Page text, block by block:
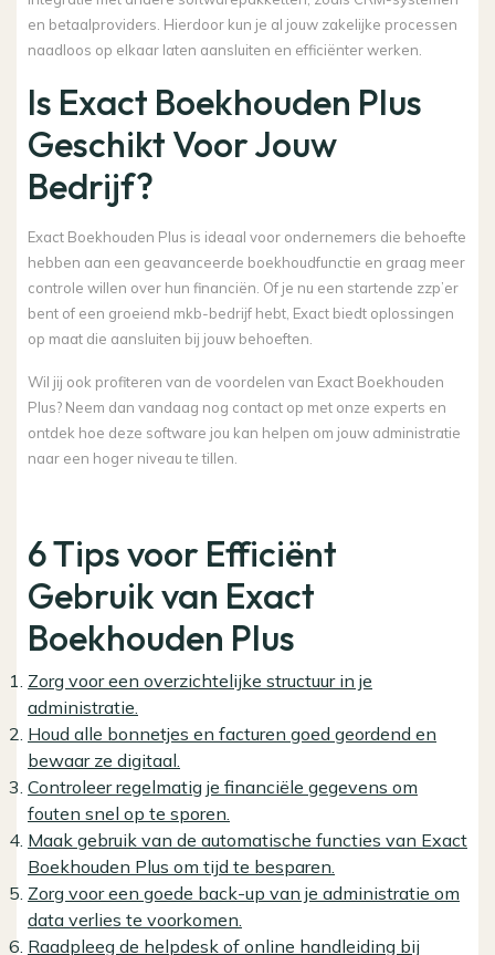
en betaalproviders. Hierdoor kun je al jouw zakelijke processen
naadloos op elkaar laten aansluiten en efficiënter werken.
Is Exact Boekhouden Plus
Geschikt Voor Jouw
Bedrijf?
Exact Boekhouden Plus is ideaal voor ondernemers die behoefte
hebben aan een geavanceerde boekhoudfunctie en graag meer
controle willen over hun financiën. Of je nu een startende zzp’er
bent of een groeiend mkb-bedrijf hebt, Exact biedt oplossingen
op maat die aansluiten bij jouw behoeften.
Wil jij ook profiteren van de voordelen van Exact Boekhouden
Plus? Neem dan vandaag nog contact op met onze experts en
ontdek hoe deze software jou kan helpen om jouw administratie
naar een hoger niveau te tillen.
6 Tips voor Efficiënt
Gebruik van Exact
Boekhouden Plus
Zorg voor een overzichtelijke structuur in je
administratie.
Houd alle bonnetjes en facturen goed geordend en
bewaar ze digitaal.
Controleer regelmatig je financiële gegevens om
fouten snel op te sporen.
Maak gebruik van de automatische functies van Exact
Boekhouden Plus om tijd te besparen.
Zorg voor een goede back-up van je administratie om
data verlies te voorkomen.
Raadpleeg de helpdesk of online handleiding bij